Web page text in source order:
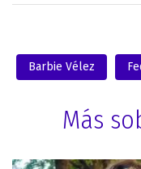
Barbie Vélez
Más